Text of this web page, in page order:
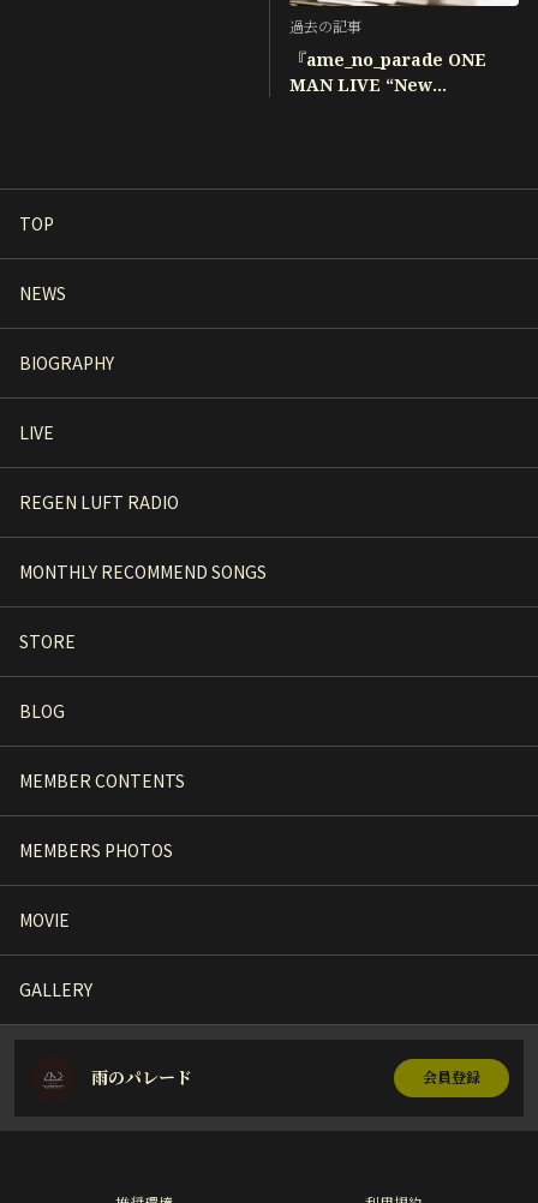
過去の記事
『ame_no_parade ONE
MAN LIVE “New
TOP
NEWS
BIOGRAPHY
LIVE
REGEN LUFT RADIO
MONTHLY RECOMMEND SONGS
STORE
BLOG
MEMBER CONTENTS
MEMBERS PHOTOS
MOVIE
GALLERY
雨のパレード 会員登録